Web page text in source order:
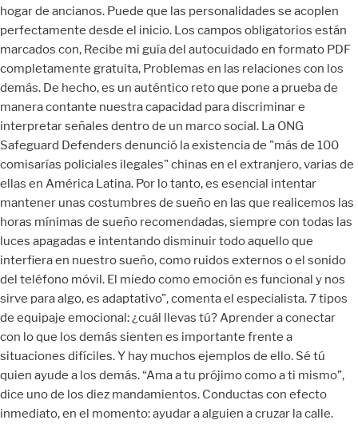
hogar de ancianos. Puede que las personalidades se acoplen
perfectamente desde el inicio. Los campos obligatorios están
marcados con, Recibe mi guía del autocuidado en formato PDF
completamente gratuita, Problemas en las relaciones con los
demás. De hecho, es un auténtico reto que pone a prueba de
manera contante nuestra capacidad para discriminar e
interpretar señales dentro de un marco social. La ONG
Safeguard Defenders denunció la existencia de "más de 100
comisarías policiales ilegales" chinas en el extranjero, varias de
ellas en América Latina. Por lo tanto, es esencial intentar
mantener unas costumbres de sueño en las que realicemos las
horas mínimas de sueño recomendadas, siempre con todas las
luces apagadas e intentando disminuir todo aquello que
interfiera en nuestro sueño, como ruidos externos o el sonido
del teléfono móvil. El miedo como emoción es funcional y nos
sirve para algo, es adaptativo", comenta el especialista. 7 tipos
de equipaje emocional: ¿cuál llevas tú? Aprender a conectar
con lo que los demás sienten es importante frente a
situaciones difíciles. Y hay muchos ejemplos de ello. Sé tú
quien ayude a los demás. “Ama a tu prójimo como a ti mismo”,
dice uno de los diez mandamientos. Conductas con efecto
inmediato, en el momento: ayudar a alguien a cruzar la calle.